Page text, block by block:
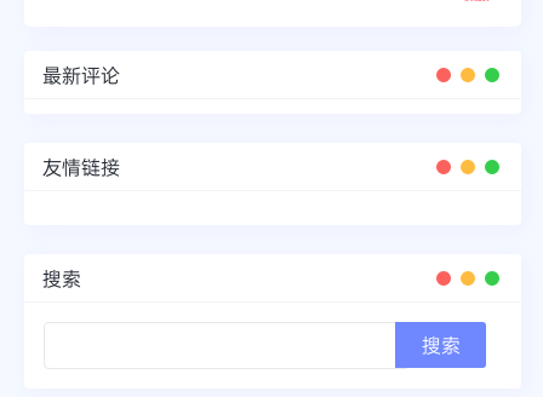
最新评论
友情链接
搜索